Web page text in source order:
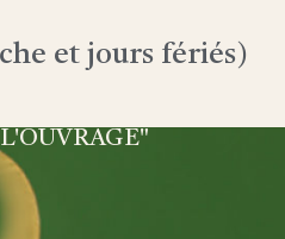
et jours fériés)